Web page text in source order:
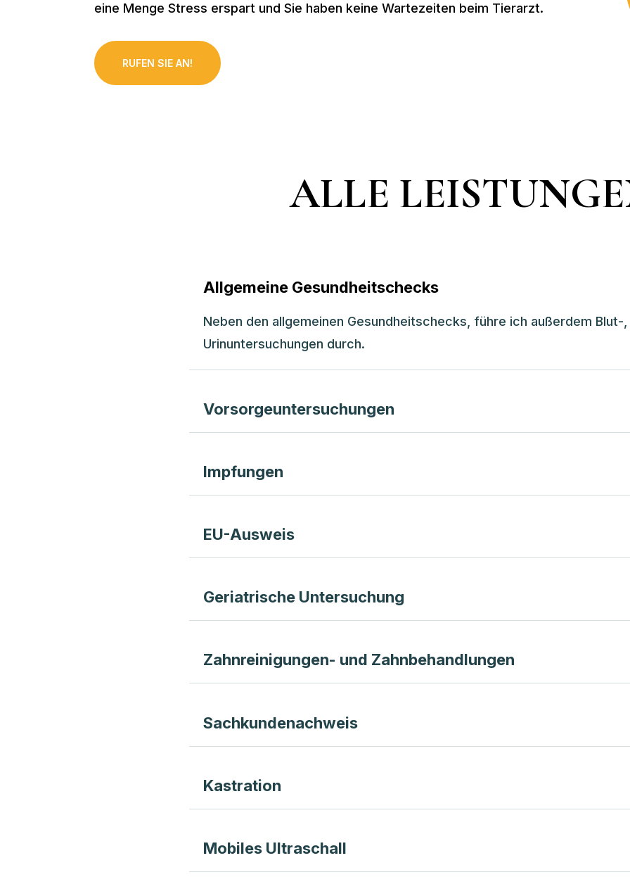
eine Menge Stress erspart und Sie haben keine Wartezeiten beim Tierarzt.
RUFEN SIE AN!
ALLE
Allgemeine Gesundheitschecks
Neben den allgemeinen Gesundheitschecks, führe ich außerdem Blut-
Urinuntersuchungen durch.
Vorsorgeuntersuchungen
Impfungen
EU-Ausweis
Geriatrische Untersuchung
Zahnreinigungen- und Zahnbehandlungen
Sachkundenachweis
Kastration
Mobiles Ultraschall